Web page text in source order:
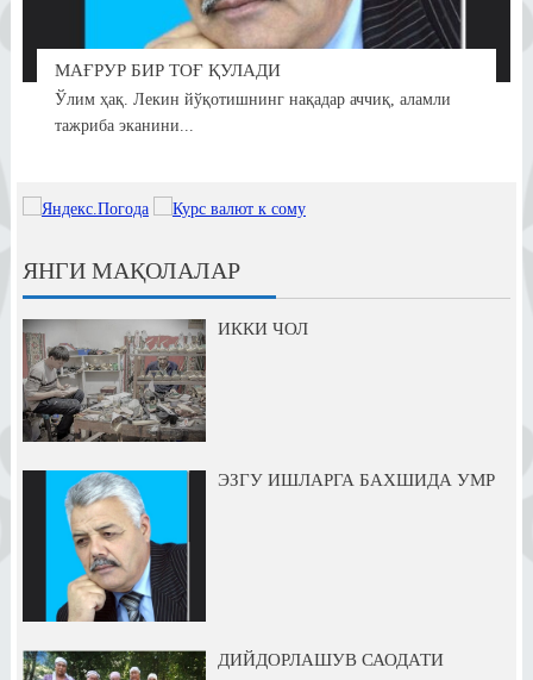
МАҒРУР БИР ТОҒ ҚУЛАДИ
Ўлим ҳақ. Лекин йўқотишнинг нақадар аччиқ, аламли
тажриба эканини...
ЯНГИ МАҚОЛАЛАР
ИККИ ЧОЛ
ЭЗГУ ИШЛАРГА БАХШИДА УМР
ДИЙДОРЛАШУВ САОДАТИ